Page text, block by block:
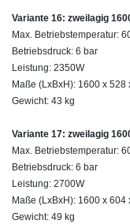
Variante 16: zweilagig
Max. Betriebstemperatur:
Betriebsdruck: 6 bar
Leistung: 2350W
Maße (LxBxH): 1600 x 528
Gewicht: 43 kg
Variante 17: zweilagig
Max. Betriebstemperatur:
Betriebsdruck: 6 bar
Leistung: 2700W
Maße (LxBxH): 1600 x 604
Gewicht: 49 kg